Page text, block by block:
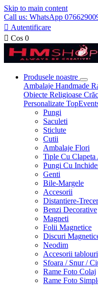
Skip to main content
Call us: WhatsApp
 Autentificare
 Cos 0
Produsele noastre
Ambalaje Handmade
Obiecte Religioase
Personalizate
Pungi
Saculeti
Sticlute
Cutii
Ambalaje Flori
Tiple Cu Clapeta
Pungi Cu
Genti
Bile-Margele
Accesorii
Distantiere-
Benzi Decorative
Magneti
Folii Magnetice
Discuri
Neodim
Accesorii tablouri
Sfoara / Snur /
Rame Foto Colaj
Rame Foto